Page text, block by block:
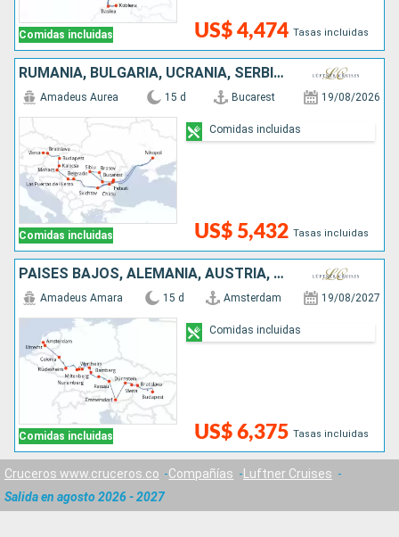
Comidas incluidas US$ 4,474 Tasas incluidas
RUMANIA, BULGARIA, UCRANIA, SERBIA, HUNGRÍA, ESLOVAQUIA, AUSTRIA
Comidas incluidas
Amadeus Aurea 15 d Bucarest 19/08/2026
US$ 5,432 Tasas incluidas
Comidas incluidas
PAISES BAJOS, ALEMANIA, AUSTRIA, ESLOVAQUIA, HUNGRÍA
Comidas incluidas
Amadeus Amara 15 d Amsterdam 19/08/2027
US$ 6,375 Tasas incluidas
Comidas incluidas
Cruceros www.cruceros.co Compañías
Luftner Cruises
Salida en agosto 2026 - 2027